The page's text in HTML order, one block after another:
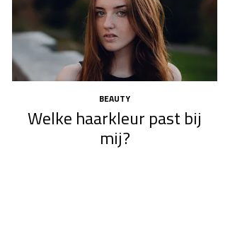
BEAUTY
Welke haarkleur past bij
mij?